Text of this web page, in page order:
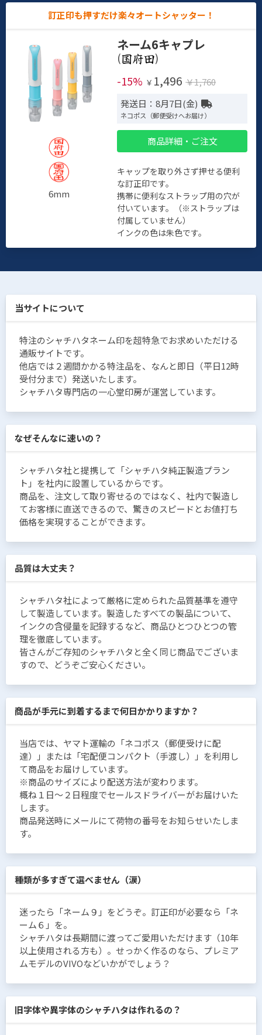
訂正印も押すだけ楽々オートシャッター！
6mm
ネーム6キャプレ
(
)
-15% ￥ 1,496 ￥1,760
発送日：8月7日(金)
ネコポス（郵便受けへお届け）
商品詳細・ご注文
キャップを取り外さず押せる便利
な訂正印です。
携帯に便利なストラップ用の穴が
付いています。（※ストラップは
付属していません）
インクの色は朱色です。
当サイトについて
特注のシャチハタネーム印を超特急でお求めいただける
通販サイトです。
他店では２週間かかる特注品を、なんと即日（平日12時
受付分まで）発送いたします。
シャチハタ専門店の一心堂印房が運営しています。
なぜそんなに速いの？
シャチハタ社と提携して「シャチハタ純正製造プラン
ト」を社内に設置しているからです。
商品を、注文して取り寄せるのではなく、社内で製造し
てお客様に直送できるので、驚きのスピードとお値打ち
価格を実現することができます。
品質は大丈夫？
シャチハタ社によって厳格に定められた品質基準を遵守
して製造しています。製造したすべての製品について、
インクの含侵量を記録するなど、商品ひとつひとつの管
理を徹底しています。
皆さんがご存知のシャチハタと全く同じ商品でございま
すので、どうぞご安心ください。
商品が手元に到着するまで何日かかりますか？
当店では、ヤマト運輸の「ネコポス（郵便受けに配
達）」または「宅配便コンパクト（手渡し）」を利用し
て商品をお届けしています。
※商品のサイズにより配送方法が変わります。
概ね１日〜２日程度でセールスドライバーがお届けいた
します。
商品発送時にメールにて荷物の番号をお知らせいたしま
す。
種類が多すぎて選べません（涙）
迷ったら「ネーム９」をどうぞ。訂正印が必要なら「ネ
ーム６」を。
シャチハタは長期間に渡ってご愛用いただけます（10年
以上使用される方も）。せっかく作るのなら、プレミア
ムモデルのVIVOなどいかがでしょう？
旧字体や異字体のシャチハタは作れるの？